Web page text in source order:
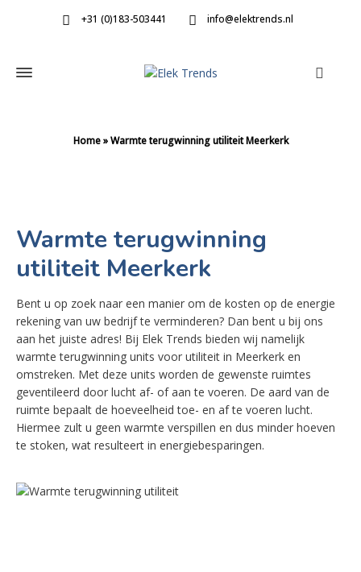
+31 (0)183-503441 info@elektrends.nl
Home»Warmte terugwinning utiliteit Meerkerk
Warmte terugwinning
utiliteit Meerkerk
Bent u op zoek naar een manier om de kosten op de energie
rekening van uw bedrijf te verminderen? Dan bent u bij ons
aan het juiste adres! Bij Elek Trends bieden wij namelijk
warmte terugwinning units voor utiliteit in Meerkerk en
omstreken. Met deze units worden de gewenste ruimtes
geventileerd door lucht af- of aan te voeren. De aard van de
ruimte bepaalt de hoeveelheid toe- en af te voeren lucht.
Hiermee zult u geen warmte verspillen en dus minder hoeven
te stoken, wat resulteert in energiebesparingen.